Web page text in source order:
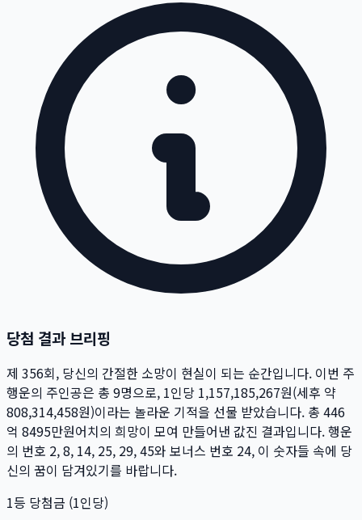
당첨 결과 브리핑
제 356회, 당신의 간절한 소망이 현실이 되는 순간입니다. 이번 주
행운의 주인공은 총 9명으로, 1인당 1,157,185,267원(세후 약
808,314,458원)이라는 놀라운 기적을 선물 받았습니다. 총 446
억 8495만원어치의 희망이 모여 만들어낸 값진 결과입니다. 행운
의 번호 2, 8, 14, 25, 29, 45와 보너스 번호 24, 이 숫자들 속에 당
신의 꿈이 담겨있기를 바랍니다.
1등 당첨금 (1인당)